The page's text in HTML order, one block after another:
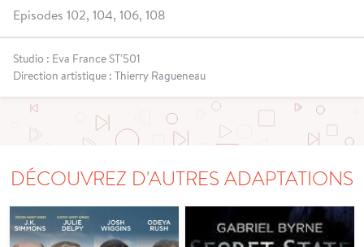
Episodes 102, 104, 106, 108
Studio : Eva France ST'501
Direction artistique : Thierry Ragueneau
DÉCOUVREZ D'AUTRES ADAPTATIONS